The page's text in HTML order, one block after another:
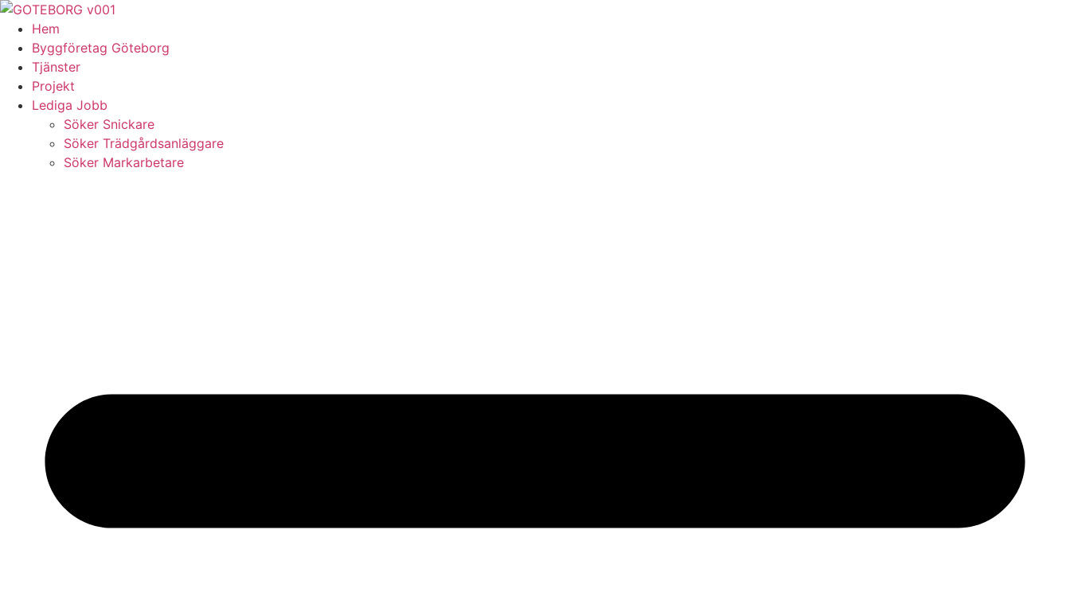
Skip
content
Hem
Byggföretag Göteborg
Tjänster
Projekt
Lediga Jobb
Söker Snickare
Söker Trädgårdsanläggare
Söker Markarbetare